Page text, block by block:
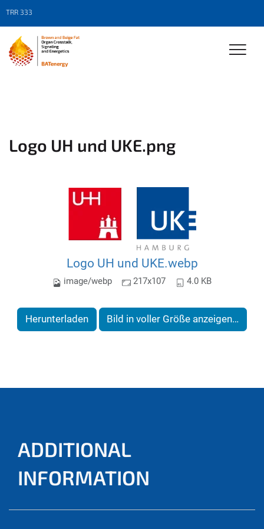
TRR 333
Logo UH und UKE.png
Logo UH und UKE.webp
image/webp 217x107 4.0 KB
Herunterladen Bild in voller Größe anzeigen…
ADDITIONAL
INFORMATION